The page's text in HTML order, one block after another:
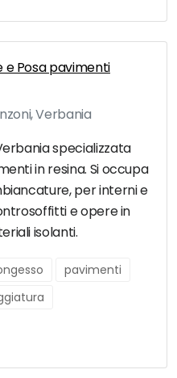
Posa pavimenti
Verbania
specializzata
in resina. Si occupa
per interni e
e opere in
isolanti.
pavimenti